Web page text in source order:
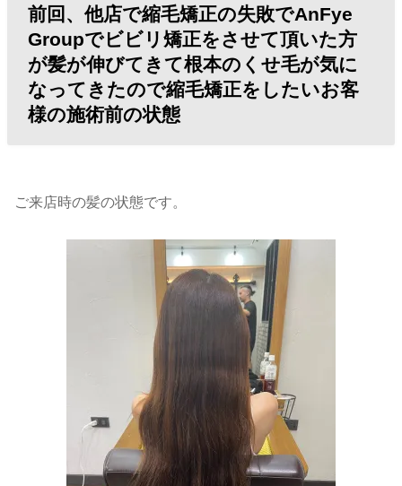
前回、他店で縮毛矯正の失敗でAnFye
Groupでビビリ矯正をさせて頂いた方
が髪が伸びてきて根本のくせ毛が気に
なってきたので縮毛矯正をしたいお客
様の施術前の状態
ご来店時の髪の状態です。